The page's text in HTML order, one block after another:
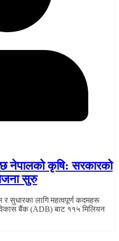
नेपालको कृषि: सरकारको
सुरु
सुधारका लागि महत्वपूर्ण कदमहरू
बैंक (ADB) बाट ११५ मिलियन